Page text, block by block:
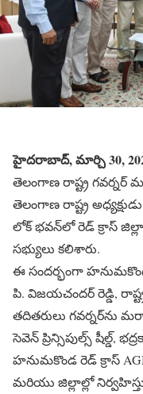
హైదరాబాద్, మార్చి 30,
తెలంగాణ రాష్ట్ర
తెలంగాణ రాష్ట్ర
లోక్ భవన్‌లో రెడ్ క్రాస్
సభ్యులు కలిశారు.
ఈ సందర్భంగా
పి. విజయచందర్ రెడ్డి,
తదితరులు గవర్నర్‌ను
సెవెన్ ప్రిన్సిపుల్స్ షీల్డ్,
హనుమకొండ రెడ్ క్రాస్
మరియు జిల్లాల్లో